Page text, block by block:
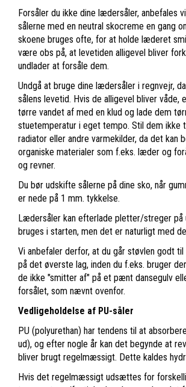
Forsåler du ikke dine lædersåler, anbefales
sålerne med en neutral skocreme en gang
skoene bruges ofte, for at holde læderet
være obs på, at levetiden alligevel bliver
undlader at forsåle dem.
Undgå at bruge dine lædersåler i regnvejr,
sålens levetid. Hvis de alligevel bliver våde,
tørre vandet af med en klud og lade dem
stuetemperatur i eget tempo. Stil dem ikke
radiator eller andre varmekilder, da det kan
organiske materialer som f.eks. læder og
og revner.
Du bør udskifte sålerne på dine sko, når
er nede på 1 mm. tykkelse.
Lædersåler kan efterlade pletter/streger på
bruges i starten, men det er naturligt med
Vi anbefaler derfor, at du går støvlen godt til
på det øverste lag, inden du f.eks. bruger
de ikke "smitter af" på et pænt dansegulv
forsålet, som nævnt ovenfor.
Vedligeholdelse af PU-såler
PU (polyurethan) har tendens til at
ud), og efter nogle år kan det begynde at
bliver brugt regelmæssigt. Dette kaldes
Hvis det regelmæssigt udsættes for